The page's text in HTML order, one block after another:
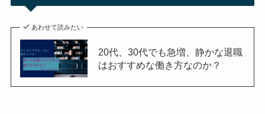
あわせて読みたい
20代、30代でも急増、静かな退職
はおすすめな働き方なのか？